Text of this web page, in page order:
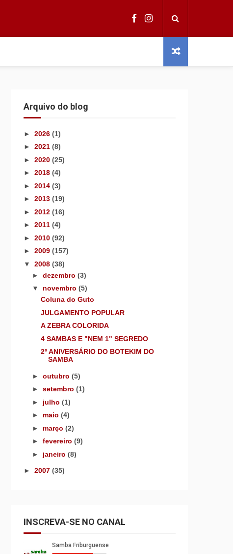
Arquivo do blog
► 2026 (1)
► 2021 (8)
► 2020 (25)
► 2018 (4)
► 2014 (3)
► 2013 (19)
► 2012 (16)
► 2011 (4)
► 2010 (92)
► 2009 (157)
▼ 2008 (38)
► dezembro (3)
▼ novembro (5)
Coluna do Guto
JULGAMENTO POPULAR
A ZEBRA COLORIDA
4 SAMBAS E "NEM 1" SEGREDO
2º ANIVERSÁRIO DO BOTEKIM DO
SAMBA
► outubro (5)
► setembro (1)
► julho (1)
► maio (4)
► março (2)
► fevereiro (9)
► janeiro (8)
► 2007 (35)
INSCREVA-SE NO CANAL